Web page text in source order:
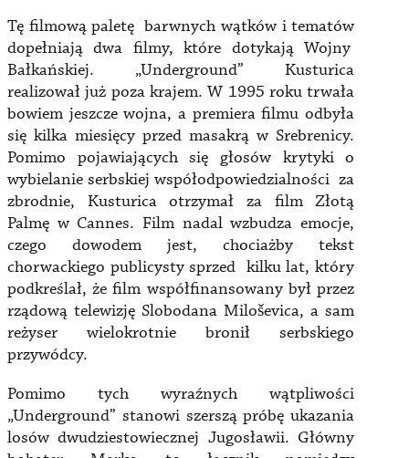
Tę filmową paletę barwnych wątków i tematów
dopełniają dwa filmy, które dotykają Wojny
Bałkańskiej. „Underground” Kusturica
realizował już poza krajem. W 1995 roku trwała
bowiem jeszcze wojna, a premiera filmu odbyła
się kilka miesięcy przed masakrą w Srebrenicy.
Pomimo pojawiających się głosów krytyki o
wybielanie serbskiej współodpowiedzialności za
zbrodnie, Kusturica otrzymał za film Złotą
Palmę w Cannes. Film nadal wzbudza emocje,
czego dowodem jest, chociażby tekst
chorwackiego publicysty sprzed kilku lat, który
podkreślał, że film współfinansowany był przez
rządową telewizję Slobodana Miloševica, a sam
reżyser wielokrotnie bronił serbskiego
przywódcy.
Pomimo tych wyraźnych wątpliwości
„Underground” stanowi szerszą próbę ukazania
losów dwudziestowiecznej Jugosławii. Główny